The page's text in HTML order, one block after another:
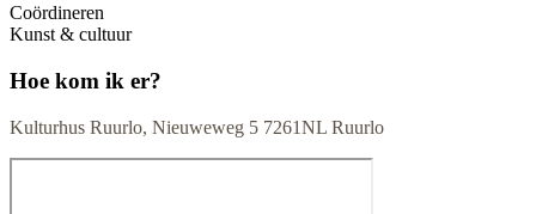
Coördineren
Kunst & cultuur
Hoe kom ik er?
Kulturhus Ruurlo, Nieuweweg 5 7261NL Ruurlo